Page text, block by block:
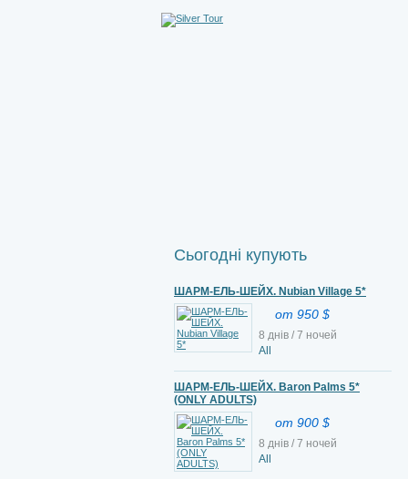
Сьогодні купують
ШАРМ-ЕЛЬ-ШЕЙХ. Nubian Village 5*
от 950 $
8 днів / 7 ночей
All
ШАРМ-ЕЛЬ-ШЕЙХ. Baron Palms 5*
(ONLY ADULTS)
от 900 $
8 днів / 7 ночей
All